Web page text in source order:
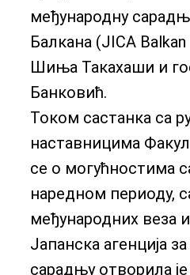
међународну
Балкана (JICA
Шиња Такахаши и
Банковић.
Током састанка са
наставницима
се о могућностима
наредном периоду,
међународних веза
Јапанска агенција
сарадњу отворила је